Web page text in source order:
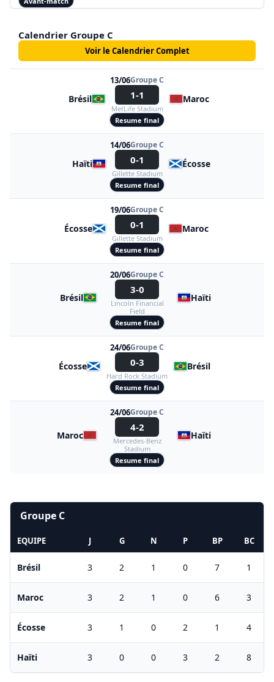
Calendrier Groupe C
Voir le Calendrier Complet
13/06Groupe C
Brésil 1-1
MetLife Stadium
Maroc
Resume final
14/06Groupe C
Haïti 0-1
Gillette Stadium
Écosse
Resume final
19/06Groupe C
Écosse 0-1
Gillette Stadium
Maroc
Resume final
20/06Groupe C
Brésil
3-0
Lincoln Financial
Field
Haïti
Resume final
24/06Groupe C
Écosse 0-3
Hard Rock Stadium
Brésil
Resume final
24/06Groupe C
Maroc
4-2
Mercedes-Benz
Stadium
Haïti
Resume final
Groupe C
EQUIPE J G N P BP BC
Brésil 3 2 1 0 7 1
Maroc 3 2 1 0 6 3
Écosse 3 1 0 2 1 4
Haïti 3 0 0 3 2 8